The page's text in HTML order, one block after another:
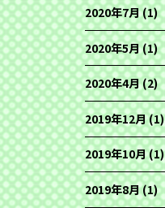
2020年7月(1)
2020年5月(1)
2020年4月(2)
2019年12月(1)
2019年10月(1)
2019年8月(1)